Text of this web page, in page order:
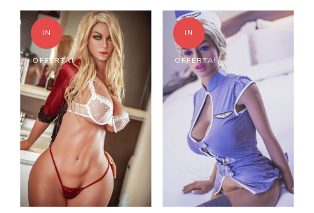
IN
OFFERTA!
IN
OFFERTA!